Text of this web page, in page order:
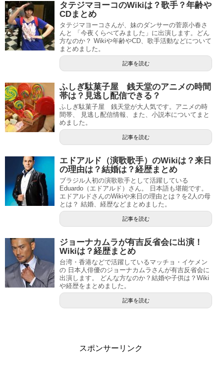
タテジマヨーコのWikiは？歌手？年齢や
CDまとめ
タテジマヨーコさんが、妹のダンサーの菅原小春さ
んと 「今夜くらべてみました」に出演します。どん
方なのか？ Wikiや年齢やCD、歌手活動などについて
まとめました。
記事を読む
ふしぎ駄菓子屋 銭天堂のアニメの時間
帯は？見逃し配信できる？
ふしぎ駄菓子屋 銭天堂が大人気です。アニメの時
間帯、 見逃し配信情報、また、小説本についてまと
めました。
記事を読む
エドアルド（演歌歌手）のWikiは？来日
の理由は？結婚は？経歴まとめ
ブラジル人初の演歌歌手として活躍している
Eduardo（エドアルド）さん。 日本語も堪能です。
エドアルドさんのWikiや来日の理由とは？を2人の母
とは？ 結婚、経歴などまとめました。
記事を読む
ジョーナカムラが有吉反省会に出演！
Wikiは？経歴まとめ
台湾・香港などで活躍しているマッチョ・イケメン
の 日本人俳優のジョーナカムラさんが有吉反省会に
出演します。 どんな方なのか？結婚や子供は？Wiki
や経歴をまとめました。
記事を読む
スポンサーリンク